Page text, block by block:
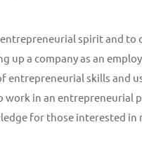
spirit and to
up a company as an
entrepreneurial skills and
work in an entrepreneurial
for those interested in